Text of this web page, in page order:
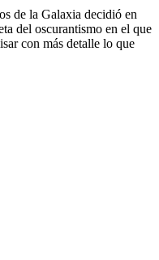
de la Galaxia decidió en
del oscurantismo en el que
con más detalle lo que